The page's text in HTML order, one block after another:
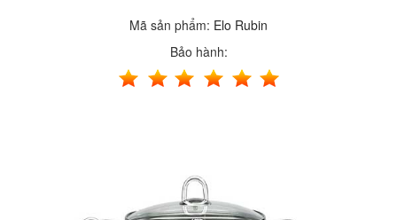
Mã sản phẩm: Elo Rubin
Bảo hành: